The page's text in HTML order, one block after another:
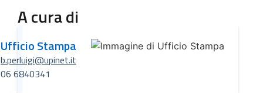
A cura di
Ufficio Stampa
b.perluigi@upinet.it
06 6840341